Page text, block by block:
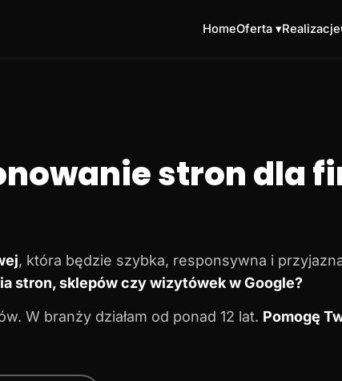
HomeOferta ▾Realizacje
stron dla
, która będzie szybka, responsywna i
stron, sklepów czy wizytówek w Google?
W branży działam od ponad 12 lat. Pomogę